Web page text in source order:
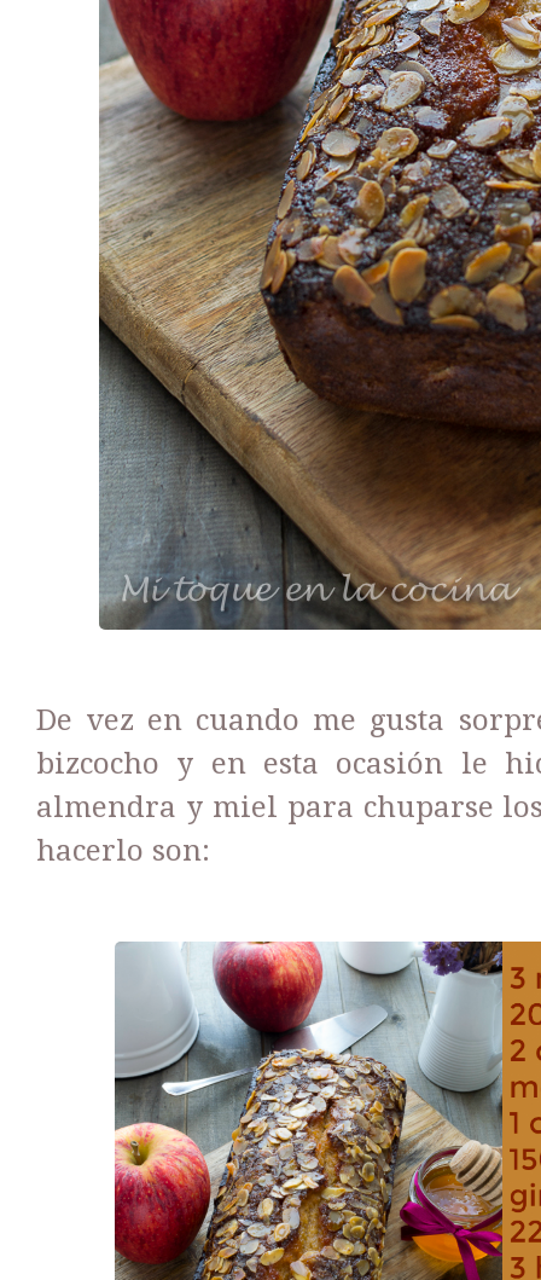
De vez en cuando me gusta
bizcocho y en esta ocasión le
almendra y miel para chuparse
hacerlo son: